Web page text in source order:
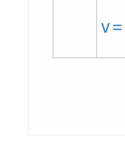
「
姻怎
西
親職
有關